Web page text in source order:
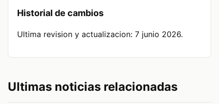
Historial de cambios
Ultima revision y actualizacion: 7 junio 2026.
Ultimas noticias relacionadas